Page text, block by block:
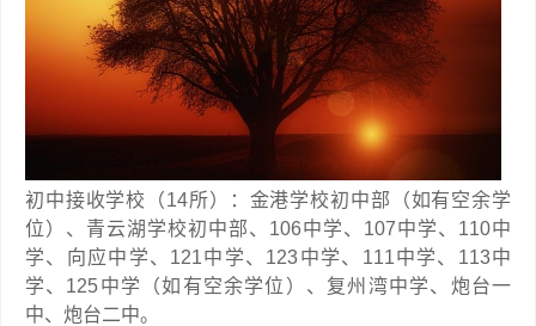
初中接收学校（14所）：金港学校初中部（如有空余学
位）、青云湖学校初中部、106中学、107中学、110中
学、向应中学、121中学、123中学、111中学、113中
学、125中学（如有空余学位）、复州湾中学、炮台一
中、炮台二中。